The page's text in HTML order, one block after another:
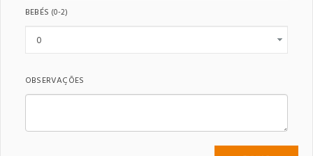
BEBÉS (0-2)
OBSERVAÇÕES